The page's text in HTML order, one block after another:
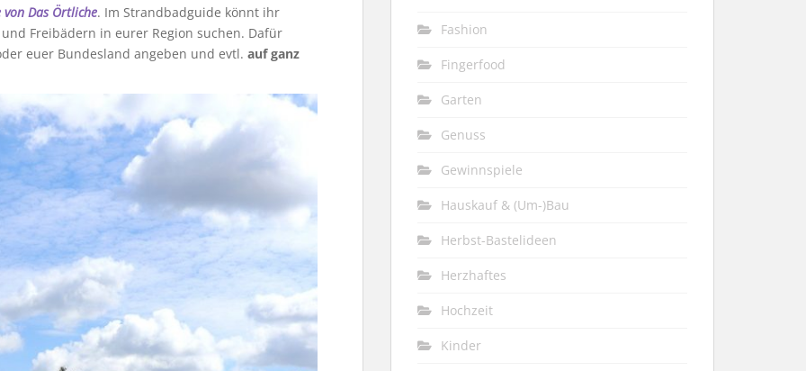
Das Örtliche. Im Strandbadguide könnt ihr
Freibädern in eurer Region suchen. Dafür
euer Bundesland angeben und evtl. auf ganz
Fashion
Fingerfood
Garten
Genuss
Gewinnspiele
Hauskauf & (Um-)Bau
Herbst-Bastelideen
Herzhaftes
Hochzeit
Kinder